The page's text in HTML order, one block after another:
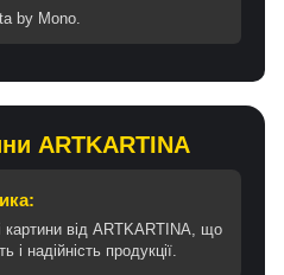
by Mono.
ARTKARTINA
картини від ARTKARTINA, що
і надійність продукції.